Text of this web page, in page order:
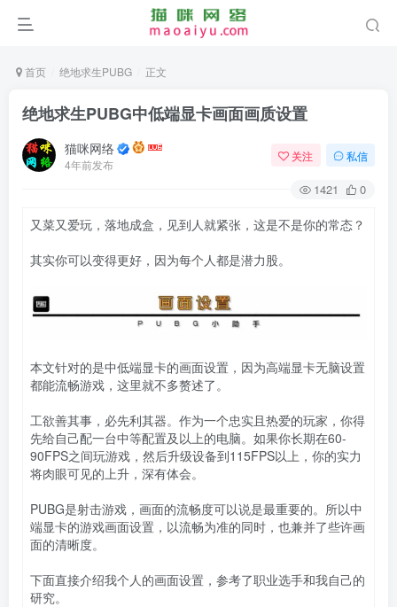
首页 绝地求生PUBG 正文
绝地求生PUBG中低端显卡画面画质设置
猫咪网络
4年前发布
关注 私信
1421 0
又菜又爱玩，落地成盒，见到人就紧张，这是不是你的常态？
其实你可以变得更好，因为每个人都是潜力股。
本文针对的是中低端显卡的画面设置，因为高端显卡无脑设置
都能流畅游戏，这里就不多赘述了。
工欲善其事，必先利其器。作为一个忠实且热爱的玩家，你得
先给自己配一台中等配置及以上的电脑。如果你长期在60-
90FPS之间玩游戏，然后升级设备到115FPS以上，你的实力
将肉眼可见的上升，深有体会。
PUBG是射击游戏，画面的流畅度可以说是最重要的。所以中
端显卡的游戏画面设置，以流畅为准的同时，也兼并了些许画
面的清晰度。
下面直接介绍我个人的画面设置，参考了职业选手和我自己的
研究。